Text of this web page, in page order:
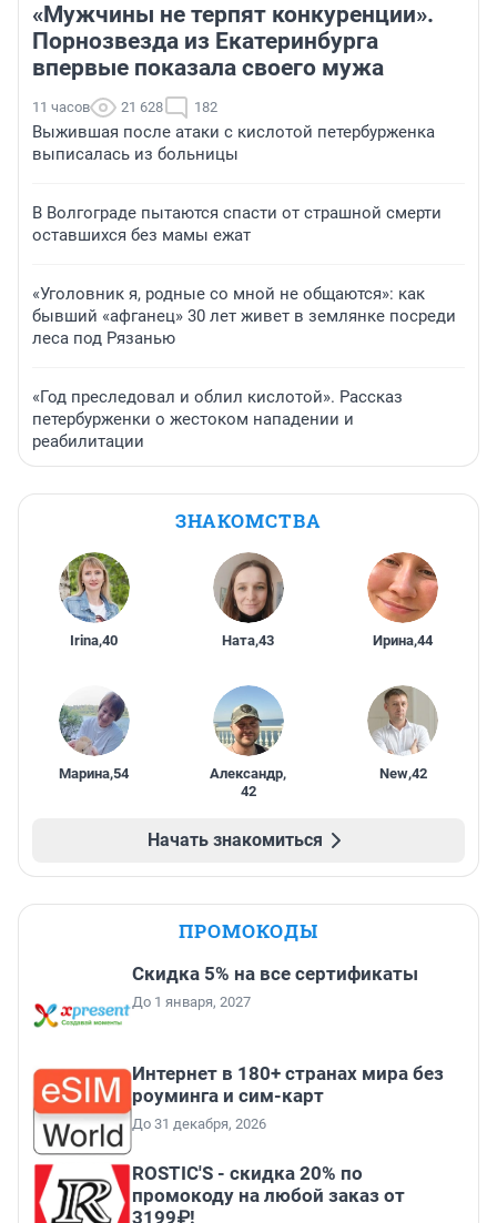
«Мужчины не терпят конкуренции».
Порнозвезда из Екатеринбурга
впервые показала своего мужа
11 часов 21 628 182
Выжившая после атаки с кислотой петербурженка
выписалась из больницы
В Волгограде пытаются спасти от страшной смерти
оставшихся без мамы ежат
«Уголовник я, родные со мной не общаются»: как
бывший «афганец» 30 лет живет в землянке посреди
леса под Рязанью
«Год преследовал и облил кислотой». Рассказ
петербурженки о жестоком нападении и
реабилитации
ЗНАКОМСТВА
Irina,40 Ната,43 Ирина,44
Марина,54 Александр,
42
New,42
Начать знакомиться
ПРОМОКОДЫ
Скидка 5% на все сертификаты
До 1 января, 2027
Интернет в 180+ странах мира без
роуминга и сим-карт
До 31 декабря, 2026
ROSTIC'S - скидка 20% по
промокоду на любой заказ от
3199₽!